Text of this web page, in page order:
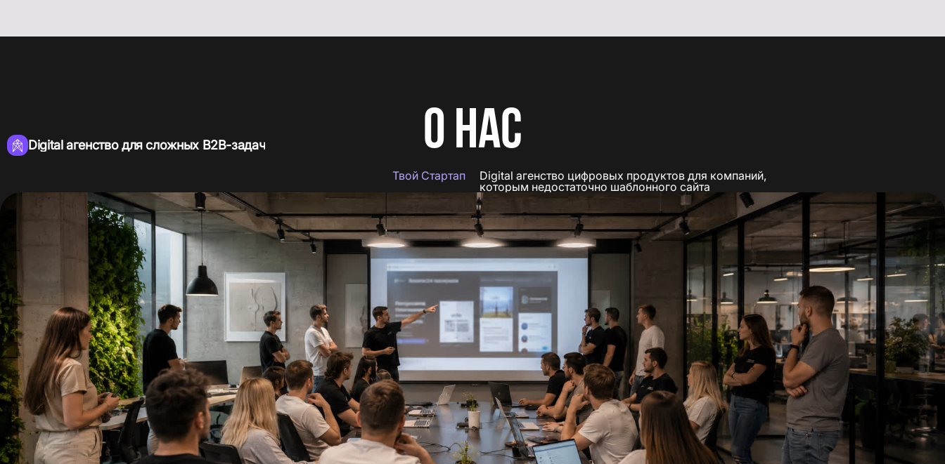
Digital агенство для сложных B2B-задач О НАС
Твой Стартап
Digital агенство цифровых продуктов для компаний,
которым недостаточно шаблонного сайта